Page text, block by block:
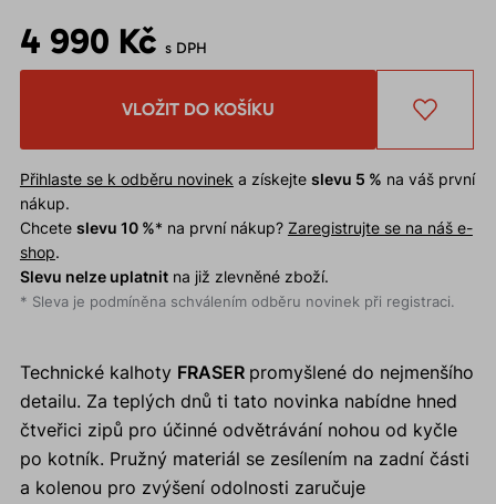
4 990 Kč s DPH
VLOŽIT DO KOŠÍKU
Přihlaste se k odběru novinek a získejte slevu 5 % na váš první
nákup.
Chcete slevu 10 %* na první nákup? Zaregistrujte se na náš e-
shop.
Slevu nelze uplatnitna již zlevněné zboží.
* Sleva je podmíněna schválením odběru novinek při registraci.
Technické kalhoty FRASER promyšlené do nejmenšího
detailu. Za teplých dnů ti tato novinka nabídne hned
čtveřici zipů pro účinné odvětrávání nohou od kyčle
po kotník. Pružný materiál se zesílením na zadní části
a kolenou pro zvýšení odolnosti zaručuje